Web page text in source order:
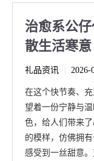
治愈系公
散生活寒意
礼品资讯 2026-
在这个快节奏、
望着一份宁静与
色，给人们带来
的模样，仿佛拥
感受到一丝甜意